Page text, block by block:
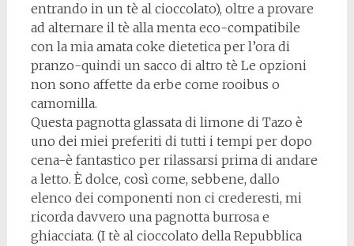
entrando in un tè al cioccolato), oltre a provare
ad alternare il tè alla menta eco-compatibile
con la mia amata coke dietetica per l’ora di
pranzo-quindi un sacco di altro tè Le opzioni
non sono affette da erbe come rooibus o
camomilla.
Questa pagnotta glassata di limone di Tazo è
uno dei miei preferiti di tutti i tempi per dopo
cena-è fantastico per rilassarsi prima di andare
a letto. È dolce, così come, sebbene, dallo
elenco dei componenti non ci crederesti, mi
ricorda davvero una pagnotta burrosa e
ghiacciata. (I tè al cioccolato della Repubblica